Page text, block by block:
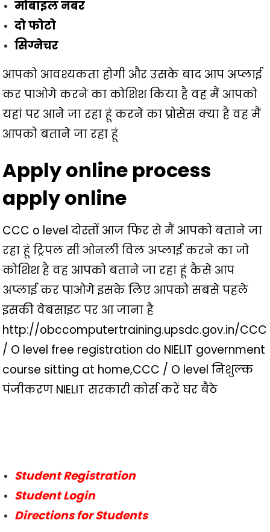
मोबाइल नंबर
दो फोटो
सिग्नेचर
आपको आवश्यकता होगी और उसके बाद आप अप्लाई
कर पाओगे करने का कोशिश किया है वह मैं आपको
यहां पर आने जा रहा हूं करने का प्रोसेस क्या है वह मैं
आपको बताने जा रहा हूं
Apply online process
apply online
CCC o level दोस्तों आज फिर से मैं आपको बताने जा
रहा हूं ट्रिपल सी ओनली विल अप्लाई करने का जो
कोशिश है वह आपको बताने जा रहा हूं कैसे आप
अप्लाई कर पाओगे इसके लिए आपको सबसे पहले
इसकी वेबसाइट पर आ जाना है
http://obccomputertraining.upsdc.gov.in/CCC
/ O level free registration do NIELIT government
course sitting at home,CCC / O level निशुल्क
पंजीकरण NIELIT सरकारी कोर्स करें घर बैठे
Student Registration
Student Login
Directions for Students